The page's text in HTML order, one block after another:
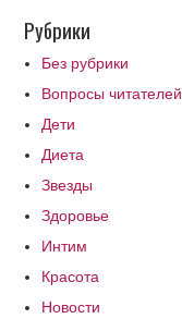
Рубрики
Без рубрики
Вопросы читателей
Дети
Диета
Звезды
Здоровье
Интим
Красота
Новости